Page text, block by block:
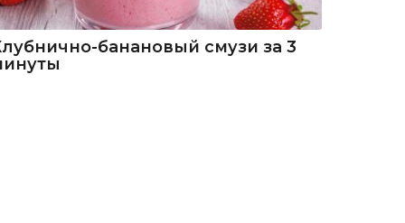
банановый смузи за 3